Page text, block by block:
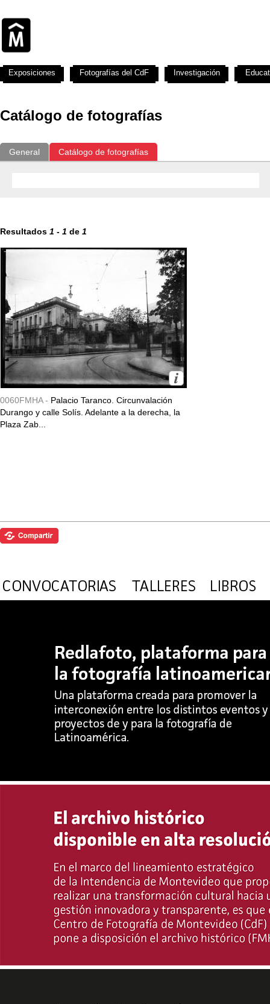
Catálogo de fotografías
General Catálogo de fotografías
Resultados 1 - 1 de 1
0060FMHA - Palacio Taranco. Circunvalación
Durango y calle Solís. Adelante a la derecha, la
Plaza Zab...
Exposiciones Fotografías del CdF Investigación